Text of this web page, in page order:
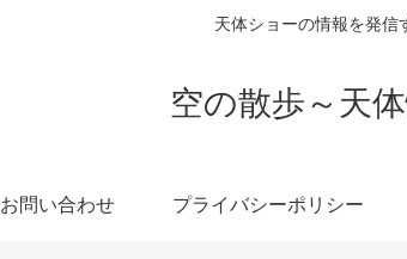
天体ショーの情報を発信
空の散歩～天
お問い合わせ プライバシーポリシー